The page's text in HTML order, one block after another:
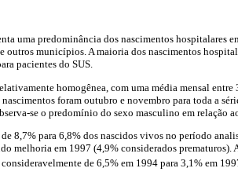
uma predominância dos nascimentos hospitalares
outros municípios. A maioria dos nascimentos
pacientes do SUS.
homogênea, com uma média mensal entre
foram outubro e novembro para toda a
se o predomínio do sexo masculino em relação
8,7% para 6,8% dos nascidos vivos no período
melhoria em 1997 (4,9% considerados prematuros).
de 6,5% em 1994 para 3,1% em